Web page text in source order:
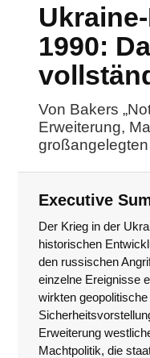
1990:
Von Bakers
Erweiterung,
Executive
Der Krieg in der
historischen
den russischen
einzelne Ereignisse
wirkten
Erweiterung
Machtpolitik, die